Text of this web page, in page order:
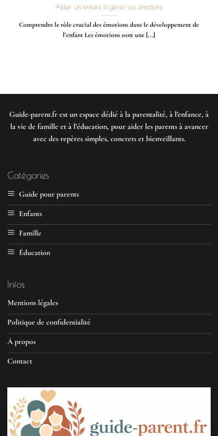
Aider un enfant à gérer ses émotions
Comprendre le rôle crucial des émotions dans le développement de
l’enfant Les émotions sont une [...]
Guide-parent.fr est un espace dédié à la parentalité, à l’enfance, à
la vie de famille et à l’éducation, pour aider les parents à avancer
avec des repères simples, concrets et bienveillants.
Catégories
Guide pour parents
Enfants
Famille
Éducation
Infos
Mentions légales
Politique de confidentialité
À propos
Contact